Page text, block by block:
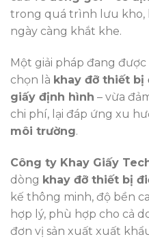
trong quá trình lưu kho,
ngày càng khắt khe.
Một giải pháp đang
chọn là khay đỡ thiết bị
giấy định hình – vừa
chi phí, lại đáp ứng xu
môi trường.
Công ty Khay Giấy
dòng khay đỡ thiết bị
kế thông minh, độ bền
hợp lý, phù hợp cho cả
đơn vị sản xuất xuất